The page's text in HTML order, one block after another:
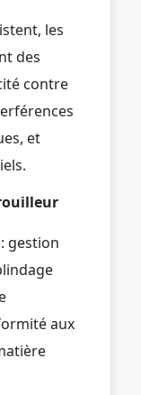
les
des
contre
et
gestion
aux